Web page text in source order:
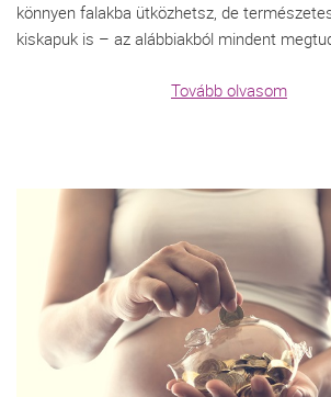
könnyen falakba ütközhetsz, de
kiskapuk is – az alábbiakból mindent
Tovább olvasom